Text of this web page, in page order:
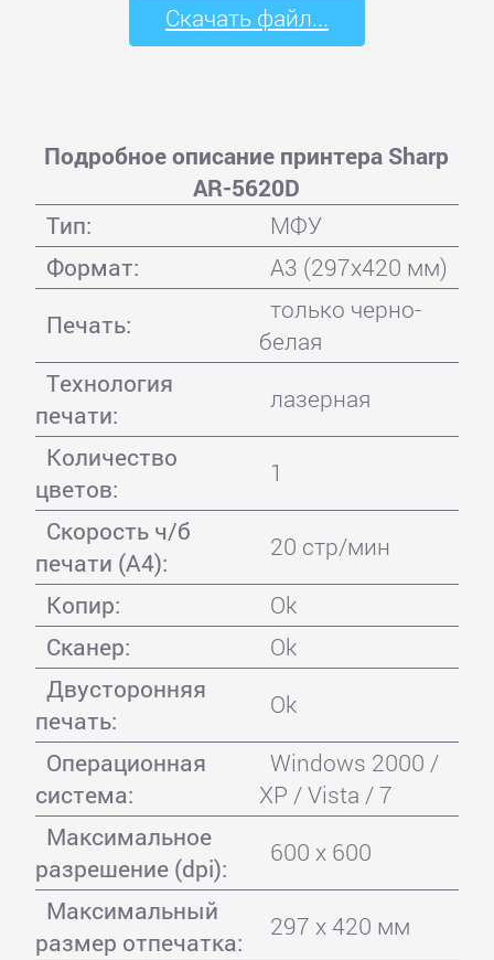
Скачать файл...
Подробное описание принтера Sharp
AR-5620D
Тип:
МФУ
Формат:
A3 (297x420 мм)
Печать:
только черно-
белая
Технология
печати:
лазерная
Количество
цветов:
1
Скорость ч/б
печати (А4):
20 стр/мин
Копир:
Ok
Сканер:
Ok
Двусторонняя
печать:
Ok
Операционная
система:
Windows 2000 /
XP / Vista / 7
Максимальное
разрешение (dpi):
600 x 600
Максимальный
размер отпечатка:
297 x 420 мм